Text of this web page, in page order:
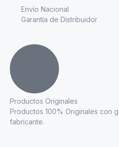
Envío Nacional
Garantía de Distribuidor
Productos Originales
Productos 100% Originales con
fabricante.